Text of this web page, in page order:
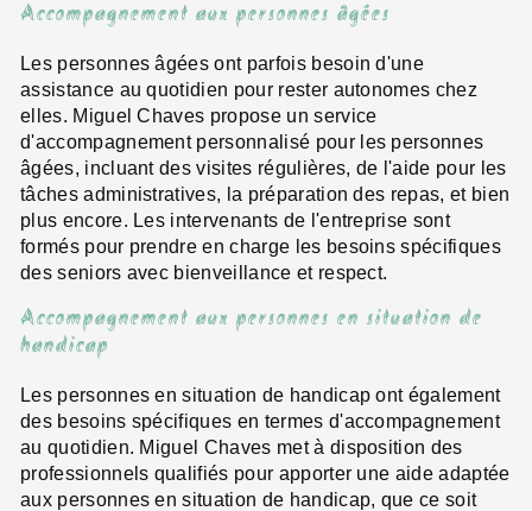
Accompagnement aux personnes âgées
Les personnes âgées ont parfois besoin d'une
assistance au quotidien pour rester autonomes chez
elles. Miguel Chaves propose un service
d'accompagnement personnalisé pour les personnes
âgées, incluant des visites régulières, de l'aide pour les
tâches administratives, la préparation des repas, et bien
plus encore. Les intervenants de l'entreprise sont
formés pour prendre en charge les besoins spécifiques
des seniors avec bienveillance et respect.
Accompagnement aux personnes en situation de
handicap
Les personnes en situation de handicap ont également
des besoins spécifiques en termes d'accompagnement
au quotidien. Miguel Chaves met à disposition des
professionnels qualifiés pour apporter une aide adaptée
aux personnes en situation de handicap, que ce soit